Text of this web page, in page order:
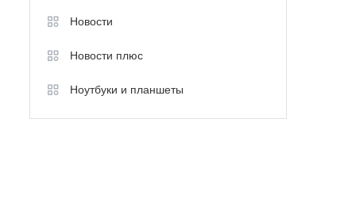
Новости
Новости плюс
Ноутбуки и планшеты